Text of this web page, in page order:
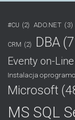
#CU (2) ADO.NET (3)
CRM (2) DBA
Eventy on-Line
Instalacja
Microsoft
MS SQL